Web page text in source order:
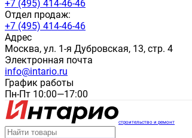
+7 (495) 414-46-46
Отдел продаж:
+7 (495) 414-46-46
Адрес
Москва, ул. 1-я Дубровская, 13, стр. 4
Электронная почта
info@intario.ru
График работы
Пн-Пт 10:00—17:00
строительство и ремонт